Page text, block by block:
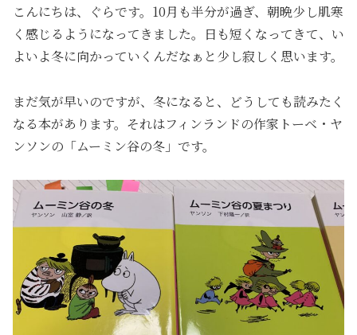
こんにちは、ぐらです。10月も半分が過ぎ、朝晩少し肌寒
く感じるようになってきました。日も短くなってきて、い
よいよ冬に向かっていくんだなぁと少し寂しく思います。
まだ気が早いのですが、冬になると、どうしても読みたく
なる本があります。それはフィンランドの作家トーベ・ヤ
ンソンの「ムーミン谷の冬」です。